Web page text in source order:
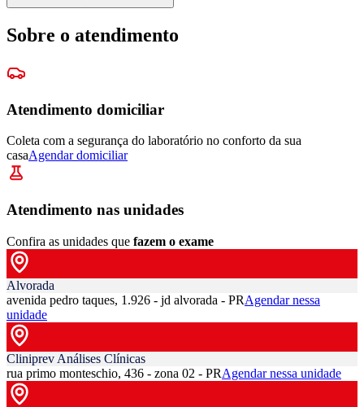
Sobre o atendimento
Atendimento domiciliar
Coleta com a segurança do laboratório no conforto da sua
casaAgendar domiciliar
Atendimento nas unidades
Confira as unidades que fazem o exame
Alvorada
avenida pedro taques, 1.926 - jd alvorada - PRAgendar nessa
unidade
Cliniprev Análises Clínicas
rua primo monteschio, 436 - zona 02 - PRAgendar nessa unidade